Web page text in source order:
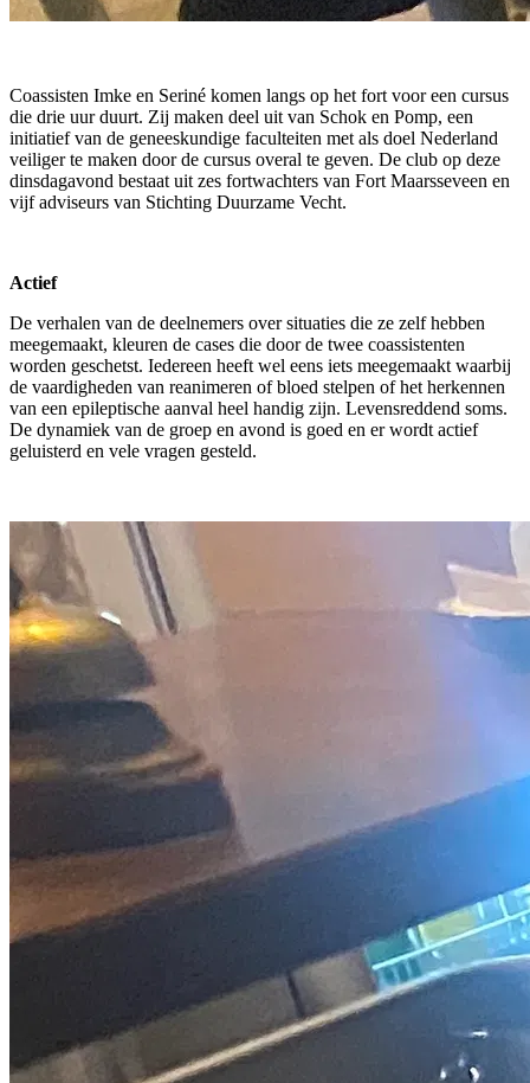
Coassisten Imke en Seriné komen langs op het fort voor een cursus
die drie uur duurt. Zij maken deel uit van Schok en Pomp, een
initiatief van de geneeskundige faculteiten met als doel Nederland
veiliger te maken door de cursus overal te geven. De club op deze
dinsdagavond bestaat uit zes fortwachters van Fort Maarsseveen en
vijf adviseurs van Stichting Duurzame Vecht.
Actief
De verhalen van de deelnemers over situaties die ze zelf hebben
meegemaakt, kleuren de cases die door de twee coassistenten
worden geschetst. Iedereen heeft wel eens iets meegemaakt waarbij
de vaardigheden van reanimeren of bloed stelpen of het herkennen
van een epileptische aanval heel handig zijn. Levensreddend soms.
De dynamiek van de groep en avond is goed en er wordt actief
geluisterd en vele vragen gesteld.